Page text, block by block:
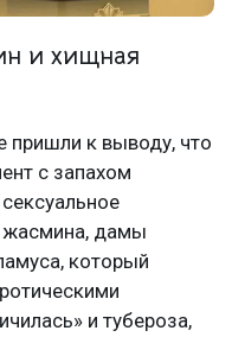
и хищная
пришли к выводу, что
с запахом
жасмина, дамы
который
и тубероза,